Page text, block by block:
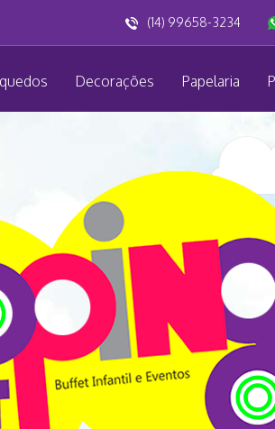
(14) 99658-3234
Decorações Papelaria